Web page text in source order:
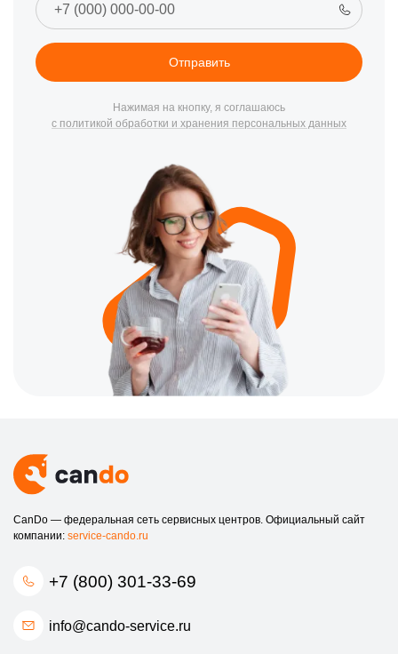
Отправить
Нажимая на кнопку, я соглашаюсь
с политикой обработки и хранения персональных данных
CanDo — федеральная сеть сервисных центров. Официальный сайт
компании: service-cando.ru
+7 (800) 301-33-69
info@cando-service.ru